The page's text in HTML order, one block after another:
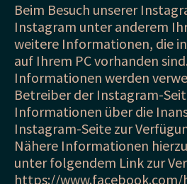
Beim Besuch unserer
Instagram unter anderem
weitere Informationen, die
auf Ihrem PC vorhanden
Informationen werden
Betreiber der Instagram-
Informationen über die
Instagram-Seite zur
Nähere Informationen
unter folgendem Link zur
https://www.facebook.com/